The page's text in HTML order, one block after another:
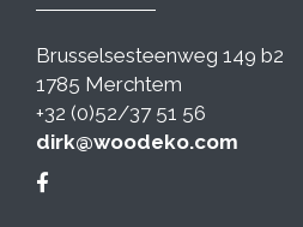
Brusselsesteenweg 149 b2
1785 Merchtem
+32 (0)52/37 51 56
dirk@woodeko.com